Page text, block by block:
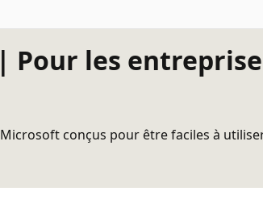
Pour les
conçus pour être faciles à